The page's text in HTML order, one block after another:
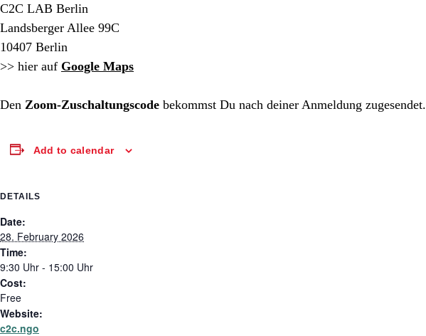
C2C LAB Berlin
Landsberger Allee 99C
10407 Berlin
>> hier auf Google Maps
Den Zoom-Zuschaltungscode bekommst Du nach deiner Anmeldung zugesendet.
Add to calendar
DETAILS
Date:
28. February 2026
Time:
9:30 Uhr - 15:00 Uhr
Cost:
Free
Website:
c2c.ngo